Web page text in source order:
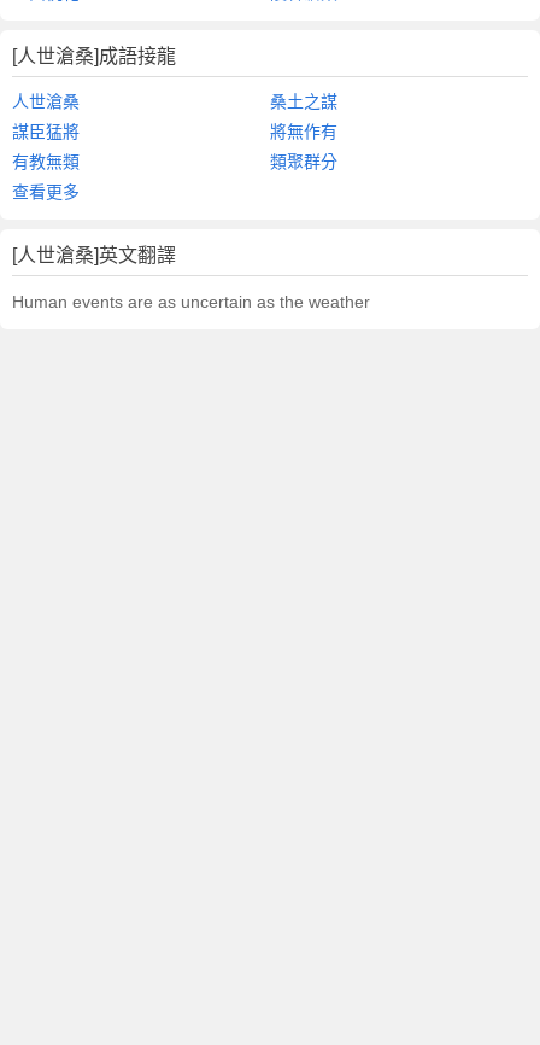
[人世滄桑]成語接龍
人世滄桑
桑土之謀
謀臣猛將
將無作有
有教無類
類聚群分
查看更多
[人世滄桑]英文翻譯
Human events are as uncertain as the weather